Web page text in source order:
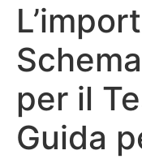
per il
Guida